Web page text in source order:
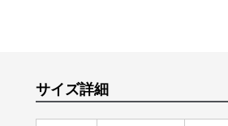
サイズ詳細